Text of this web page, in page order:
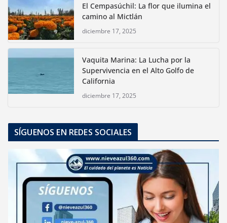
El Cempasúchil: La flor que ilumina el
camino al Mictlán
diciembre 17, 2025
Vaquita Marina: La Lucha por la
Supervivencia en el Alto Golfo de
California
diciembre 17, 2025
SÍGUENOS EN REDES SOCIALES